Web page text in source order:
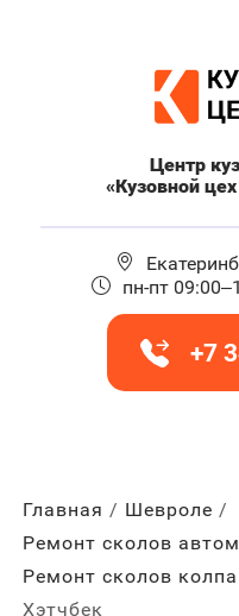
Центр
«Кузовной
пн-пт
+7
Главная
Шевроле
Ремонт сколов
Ремонт сколов
Хэтчбек